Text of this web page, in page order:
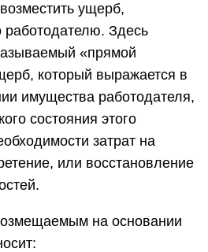
ущерб,
работодателю. Здесь
«прямой
который выражается в
имущества работодателя,
состояния этого
затрат на
или восстановление
на основании